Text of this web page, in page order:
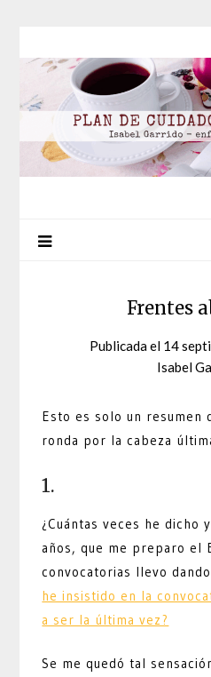
contenido
Frentes
Publicada el 14
Isabel
Esto es solo un resumen
ronda por la cabeza
1.
¿Cuántas veces he dicho
años, que me preparo el
convocatorias llevo
he insistido en la
a ser la última vez?
Se me quedó tal